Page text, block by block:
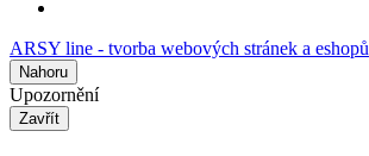
ARSY line - tvorba webových stránek a eshopů
Nahoru
Upozornění
Zavřít